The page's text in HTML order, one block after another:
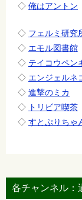
◇ 俺はアントン
◇ フェルミ研究
◇ エモル図書館
◇ テイコウペン
◇ エンジェルネ
◇ 進撃のミカ
◇ トリビア喫茶
◇ すとぷりちゃ
各チャンネル：